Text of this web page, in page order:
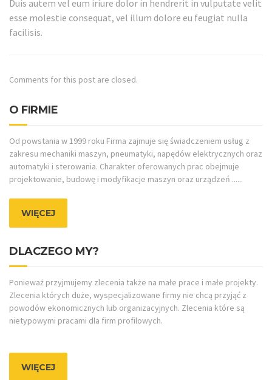
Duis autem vel eum iriure dolor in hendrerit in vulputate velit
esse molestie consequat, vel illum dolore eu feugiat nulla
facilisis.
Comments for this post are closed.
O FIRMIE
Od powstania w 1999 roku Firma zajmuje się świadczeniem usług z
zakresu mechaniki maszyn, pneumatyki, napędów elektrycznych oraz
automatyki i sterowania. Charakter oferowanych prac obejmuje
projektowanie, budowę i modyfikacje maszyn oraz urządzeń ......
WIĘCEJ
DLACZEGO MY?
Ponieważ przyjmujemy zlecenia także na małe prace i małe projekty.
Zlecenia których duże, wyspecjalizowane firmy nie chcą przyjąć z
powodów ekonomicznych lub organizacyjnych. Zlecenia które są
nietypowymi pracami dla firm profilowych.
WIĘCEJ